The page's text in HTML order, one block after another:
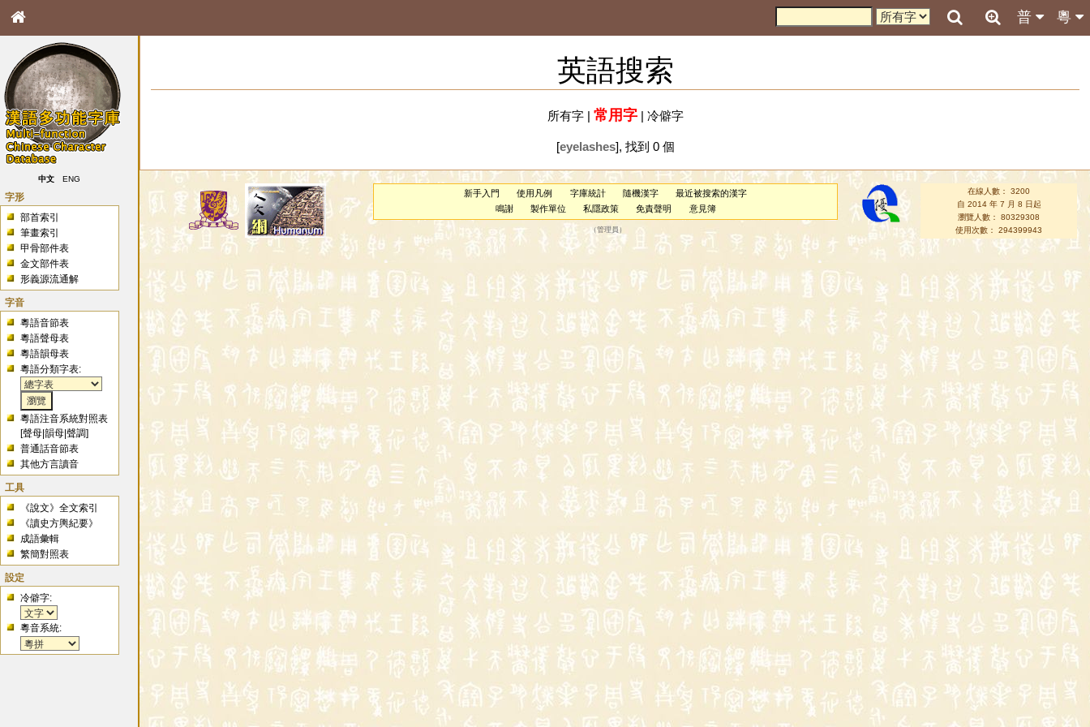
粵
普
中文 ENG
字形
部首索引
筆畫索引
甲骨部件表
金文部件表
形義源流通解
字音
粵語音節表
粵語聲母表
粵語韻母表
粵語分類字表:
粵語注音系統對照表
[聲母 |韻母 |聲調]
普通話音節表
其他方言讀音
工具
《說文》全文索引
《讀史方輿紀要》
成語彙輯
繁簡對照表
設定
冷僻字:
粵音系統:
英語搜索
所有字| 常用字| 冷僻字
[eyelashes], 找到 0 個
新手入門 使用凡例 字庫統計 隨機漢字
最近被搜索的漢字
鳴謝
製作單位 私隱政策 免責聲明 意見簿
（管理員 ）
在線人數： 3200
自 2014 年 7 月 8 日起
瀏覽人數： 80329308
使用次數： 294399943